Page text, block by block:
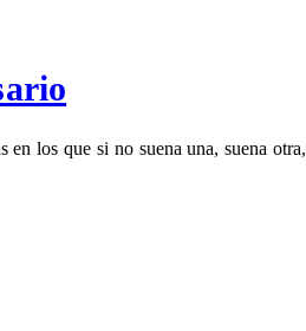
los que si no suena una, suena